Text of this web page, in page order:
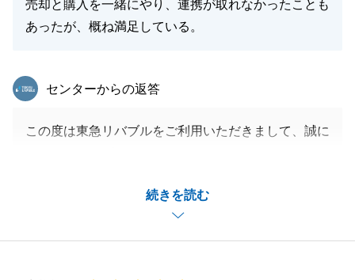
売却と購入を一緒にやり、連携が取れなかったことも
あったが、概ね満足している。
続きを読む
東急リバブル
センターからの返答
この度は東急リバブルをご利用いただきまして、誠に
たが、お引渡しの猶予や決済日についてご希望に添え
ないところがございまして、大変申し訳ございません
でした。